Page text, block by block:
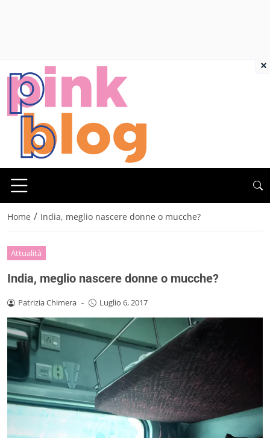
Home / India, meglio nascere donne o mucche?
Attualità
India, meglio nascere donne o mucche?
Patrizia Chimera - Luglio 6, 2017
×